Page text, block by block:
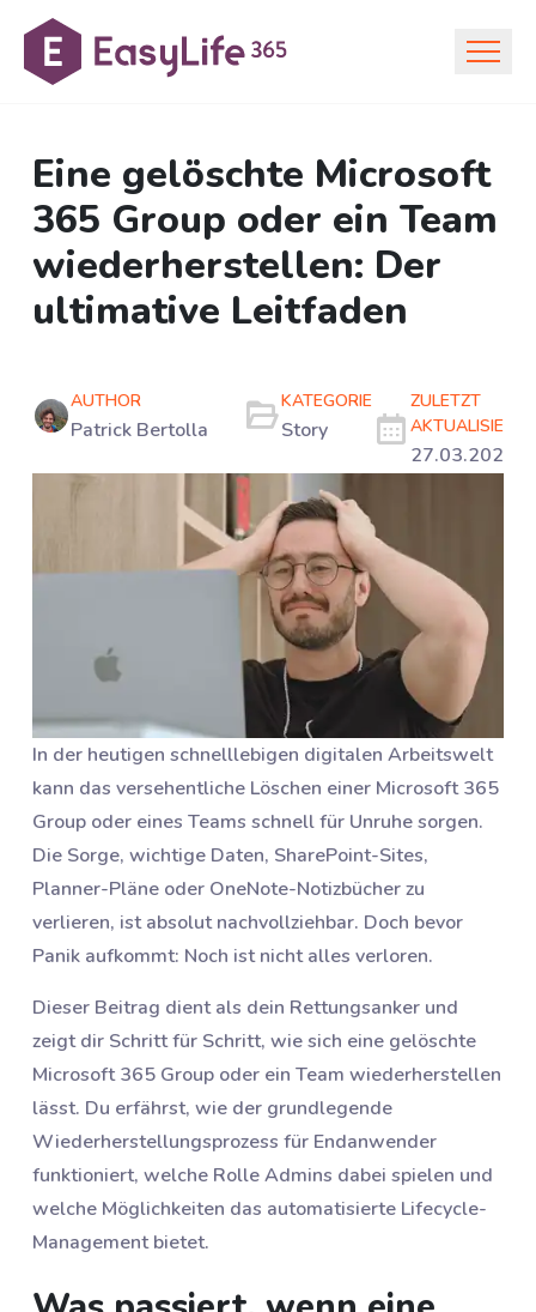
Eine gelöschte Microsoft
365 Group oder ein Team
wiederherstellen: Der
ultimative Leitfaden
AUTHOR
Patrick Bertolla
KATEGORIE
Story
ZULETZT
AKTUALISIERT
27.03.2024
In der heutigen schnelllebigen digitalen Arbeitswelt
kann das versehentliche Löschen einer Microsoft 365
Group oder eines Teams schnell für Unruhe sorgen.
Die Sorge, wichtige Daten, SharePoint-Sites,
Planner-Pläne oder OneNote-Notizbücher zu
verlieren, ist absolut nachvollziehbar. Doch bevor
Panik aufkommt: Noch ist nicht alles verloren.
Dieser Beitrag dient als dein Rettungsanker und
zeigt dir Schritt für Schritt, wie sich eine gelöschte
Microsoft 365 Group oder ein Team wiederherstellen
lässt. Du erfährst, wie der grundlegende
Wiederherstellungsprozess für Endanwender
funktioniert, welche Rolle Admins dabei spielen und
welche Möglichkeiten das automatisierte Lifecycle-
Management bietet.